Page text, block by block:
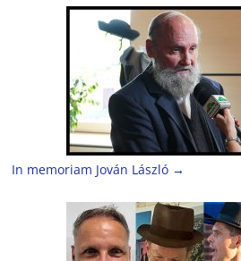
In memoriam Jován László →